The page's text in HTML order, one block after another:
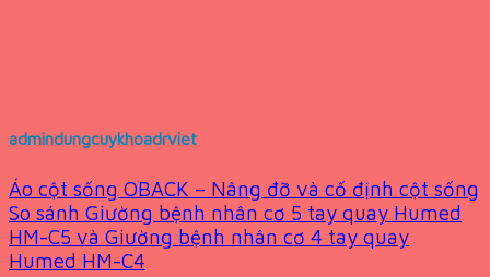
admindungcuykhoadrviet
Áo cột sống OBACK – Nâng đỡ và cố định cột sống
So sánh Giường bệnh nhân cơ 5 tay quay Humed
HM-C5 và Giường bệnh nhân cơ 4 tay quay
Humed HM-C4